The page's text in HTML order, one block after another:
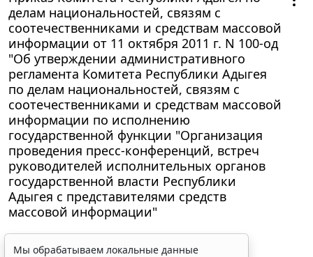
делам национальностей, связям с
соотечественниками и средствам массовой
информации от 11 октября 2011 г. N 100-од
"Об утверждении административного
регламента Комитета Республики Адыгея
по делам национальностей, связям с
соотечественниками и средствам массовой
информации по исполнению
государственной функции "Организация
проведения пресс-конференций, встреч
руководителей исполнительных органов
государственной власти Республики
Адыгея с представителями средств
массовой информации"
Мы обрабатываем локальные данные